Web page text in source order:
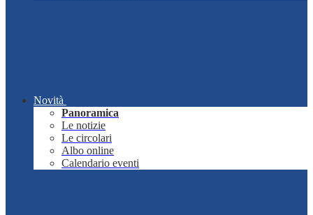
Novità
Panoramica
Le notizie
Le circolari
Albo online
Calendario eventi